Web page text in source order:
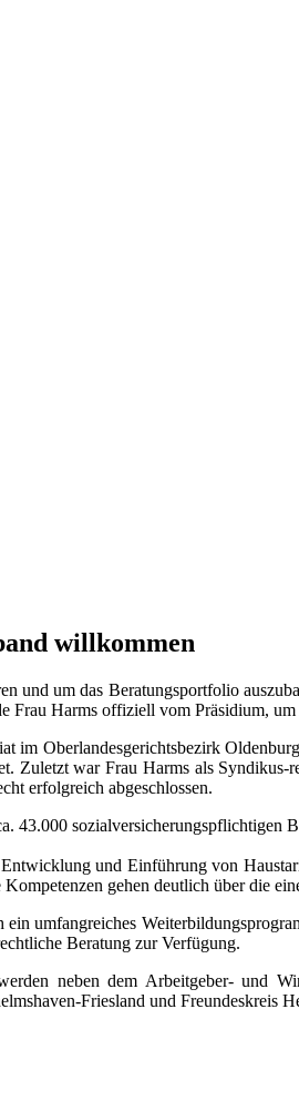
willkommen
und um das Beratungsportfolio
Frau Harms offiziell vom Präsidium,
im Oberlandesgerichtsbezirk
war Frau Harms als
erfolgreich abgeschlossen.
sozialversicherungspflichtigen
und Einführung von
gehen deutlich über die
umfangreiches
Beratung zur Verfügung.
neben dem Arbeitgeber- und
Friesland und Freundeskreis